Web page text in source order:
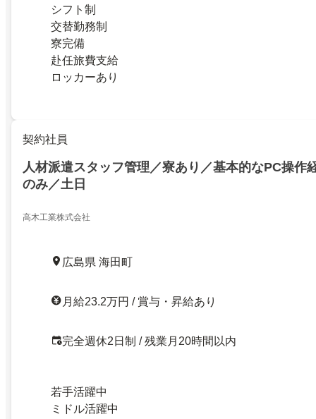
シフト制
交替勤務制
寮完備
赴任旅費支給
ロッカーあり
契約社員
人材派遣スタッフ管理／寮あり／基本的なPC操作
のみ／土日
高木工業株式会社
広島県 海田町
月給23.2万円 / 賞与・昇給あり
完全週休2日制 / 残業月20時間以内
若手活躍中
ミドル活躍中